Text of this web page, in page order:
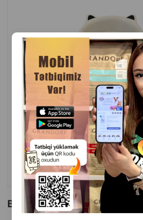
( Rəylər)
Çəki Qiymət
1 ədəd
15.00
ALMAQ
Bu brendin başqa məhsulları